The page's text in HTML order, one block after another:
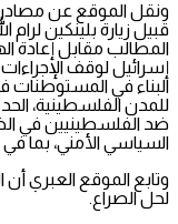
ونقل الموقع عن
قبيل زيارة بلينكين
المطالب مقابل إعادة
إسرائيل لوقف
البناء في المستوطنات
للمدن الفلسطينية،
ضد الفلسطينيين في
السياسي الأمني، بما
وتابع الموقع العبري
لحل الصراع.